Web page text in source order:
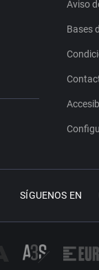
Aviso
Bases
SÍGUENOS EN